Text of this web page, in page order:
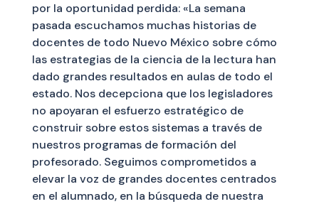
por la oportunidad perdida: «La semana
pasada escuchamos muchas historias de
docentes de todo Nuevo México sobre cómo
las estrategias de la ciencia de la lectura han
dado grandes resultados en aulas de todo el
estado. Nos decepciona que los legisladores
no apoyaran el esfuerzo estratégico de
construir sobre estos sistemas a través de
nuestros programas de formación del
profesorado. Seguimos comprometidos a
elevar la voz de grandes docentes centrados
en el alumnado, en la búsqueda de nuestra